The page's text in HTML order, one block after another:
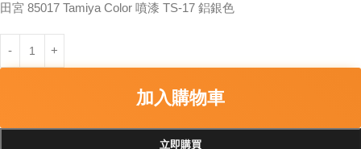
田宮 85017 Tamiya Color 噴漆 TS-17 鋁銀色
加入購物車
立即購買